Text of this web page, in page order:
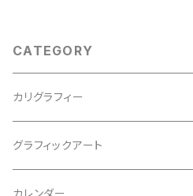
CATEGORY
カリグラフィー
西尾真紀
松石樹泉
グラフィックアート
ポスター
カレンダー